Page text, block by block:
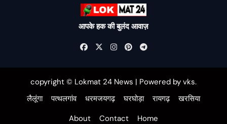
आपके हक की बुलंद आवाज़
copyright © Lokmat 24 News | Powered by vks.
लैलूंगा
पत्थलगांव धरमजयगढ़ घरघोड़ा रायगढ़
खरसिया
About
Contact Home